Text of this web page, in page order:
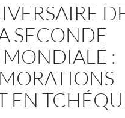
SECONDE
MONDIALE :
EN